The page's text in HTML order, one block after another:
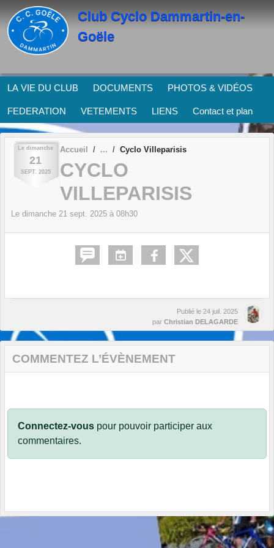
Club Cyclo Dammartin-en-
Goële
LA VIE DU CLUB DOCUMENTS PHOTOS & VIDÉOS
FEDERATION VETEMENTS LIENS Contact et plan
Le dimanche
21
SEPT. 2025
Accueil Cyclo Villeparisis
CYCLO
VILLEPARISIS
Le dimanche 21 sept. 2025 à 08h30
Publié le 24 juil. 2025
par Christian DELAGARDE
COMMENTEZ L’ÉVÈNEMENT
Connectez-vous pour pouvoir participer aux
commentaires.
Panneau de gestion des cookies